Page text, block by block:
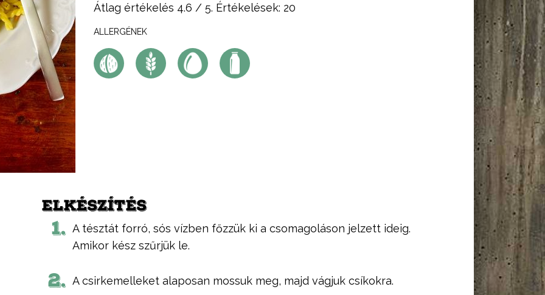
Átlag értékelés 4.6 / 5. Értékelések: 20
ALLERGÉNEK
ELKÉSZÍTÉS
1. A tésztát forró, sós vízben főzzük ki a csomagoláson jelzett ideig.
Amikor kész szűrjük le.
2. A csirkemelleket alaposan mossuk meg, majd vágjuk csíkokra.